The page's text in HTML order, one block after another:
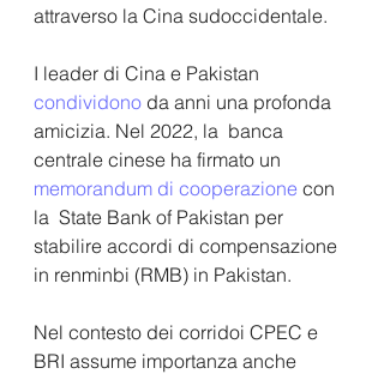
attraverso la Cina sudoccidentale.
I leader di Cina e Pakistan
condividono da anni una profonda
amicizia. Nel 2022, la  banca
centrale cinese ha firmato un
memorandum di cooperazione con
la  State Bank of Pakistan per
stabilire accordi di compensazione
in renminbi (RMB) in Pakistan.
Nel contesto dei corridoi CPEC e
BRI assume importanza anche